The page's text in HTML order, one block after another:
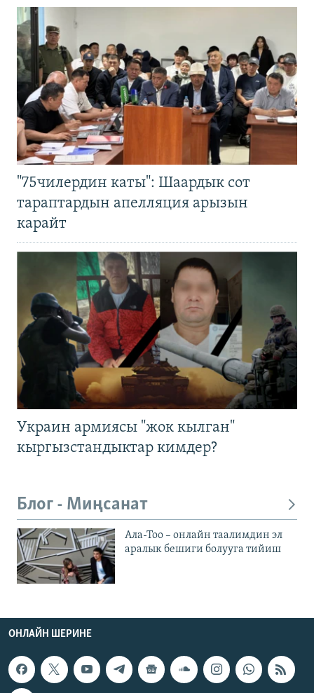
"75чилердин каты": Шаардык сот
тараптардын апелляция арызын
карайт
Украин армиясы "жок кылган"
кыргызстандыктар кимдер?
Блог - Миңсанат
Ала-Тоо – онлайн таалимдин эл
аралык бешиги болууга тийиш
ОНЛАЙН ШЕРИНЕ